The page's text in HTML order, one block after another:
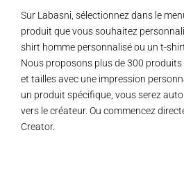
Sur Labasni, sélectionnez dans le
produit que vous souhaitez
shirt homme personnalisé ou un t-
Nous proposons plus de 300
et tailles avec une impression
un produit spécifique, vous serez
vers le créateur. Ou commencez
Creator.